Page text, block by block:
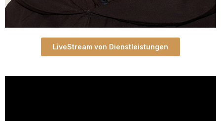
LiveStream von Dienstleistungen